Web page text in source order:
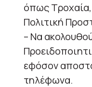
όπως
Πολιτική
– Να
εφόσον
τηλέφωνα.